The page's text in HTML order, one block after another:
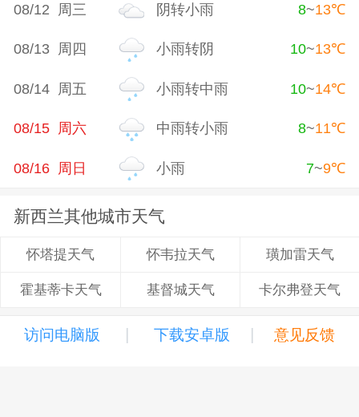
08/12 周三 阴转小雨 8~13℃
08/13 周四 小雨转阴 10~13℃
08/14 周五 小雨转中雨 10~14℃
08/15 周六 中雨转小雨 8~11℃
08/16 周日 小雨 7~9℃
新西兰其他城市天气
怀塔提天气 怀韦拉天气 璜加雷天气
霍基蒂卡天气 基督城天气 卡尔弗登天气
访问电脑版 | 下载安卓版 | 意见反馈